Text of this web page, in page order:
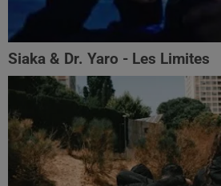
Siaka & Dr. Yaro - Les Limites